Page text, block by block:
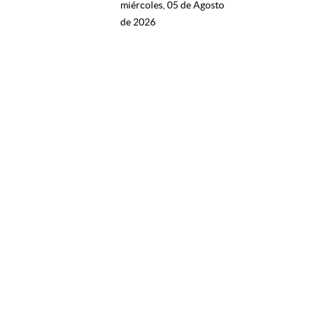
miércoles, 05 de Agosto
de 2026